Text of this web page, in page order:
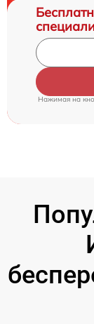
Нажимая на